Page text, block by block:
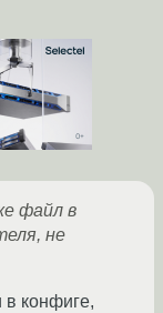
файл в
не
в конфиге,